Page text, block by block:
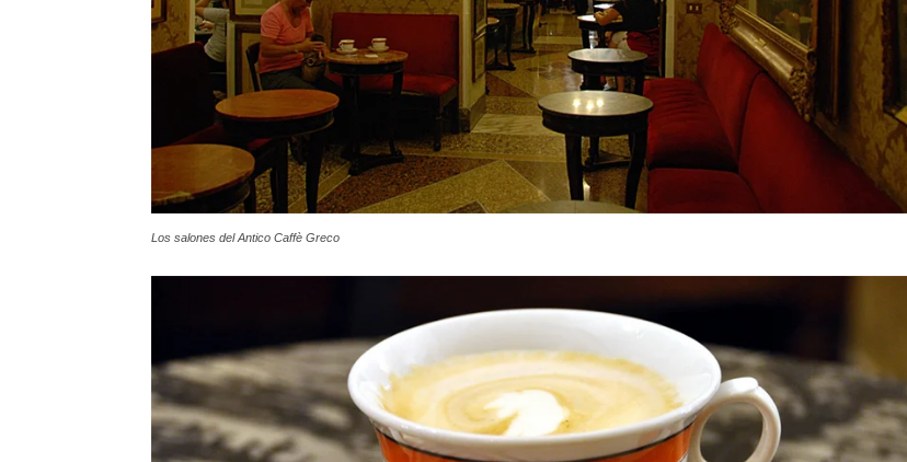
Los salones del Antico Caffè Greco